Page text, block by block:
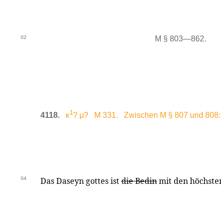
02 M § 803—862.
4118. κ1? μ? M 331. Zwischen M § 807 und 808:
04 Das Daseyn gottes istdie Bedinmit den